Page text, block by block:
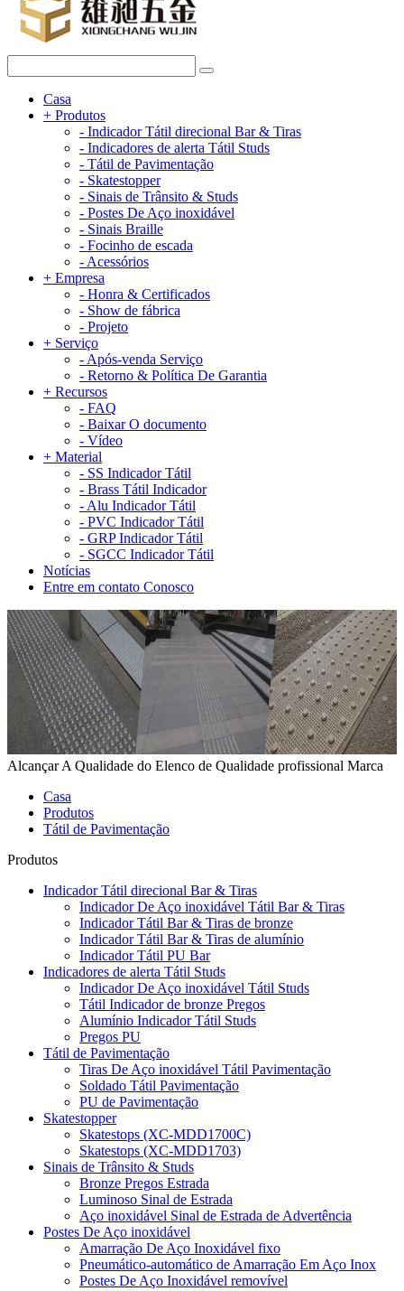
Casa
+ Produtos
- Indicador Tátil direcional Bar & Tiras
- Indicadores de alerta Tátil Studs
- Tátil de Pavimentação
- Skatestopper
- Sinais de Trânsito & Studs
- Postes De Aço inoxidável
- Sinais Braille
- Focinho de escada
- Acessórios
+ Empresa
- Honra & Certificados
- Show de fábrica
- Projeto
+ Serviço
- Após-venda Serviço
- Retorno & Política De Garantia
+ Recursos
- FAQ
- Baixar O documento
- Vídeo
+ Material
- SS Indicador Tátil
- Brass Tátil Indicador
- Alu Indicador Tátil
- PVC Indicador Tátil
- GRP Indicador Tátil
- SGCC Indicador Tátil
Notícias
Entre em contato Conosco
Alcançar A Qualidade do Elenco de Qualidade profissional Marca
Casa
Produtos
Tátil de Pavimentação
Produtos
Indicador Tátil direcional Bar & Tiras
Indicador De Aço inoxidável Tátil Bar & Tiras
Indicador Tátil Bar & Tiras de bronze
Indicador Tátil Bar & Tiras de alumínio
Indicador Tátil PU Bar
Indicadores de alerta Tátil Studs
Indicador De Aço inoxidável Tátil Studs
Tátil Indicador de bronze Pregos
Alumínio Indicador Tátil Studs
Pregos PU
Tátil de Pavimentação
Tiras De Aço inoxidável Tátil Pavimentação
Soldado Tátil Pavimentação
PU de Pavimentação
Skatestopper
Skatestops (XC-MDD1700C)
Skatestops (XC-MDD1703)
Sinais de Trânsito & Studs
Bronze Pregos Estrada
Luminoso Sinal de Estrada
Aço inoxidável Sinal de Estrada de Advertência
Postes De Aço inoxidável
Amarração De Aço Inoxidável fixo
Pneumático-automático de Amarração Em Aço Inox
Postes De Aço Inoxidável removível